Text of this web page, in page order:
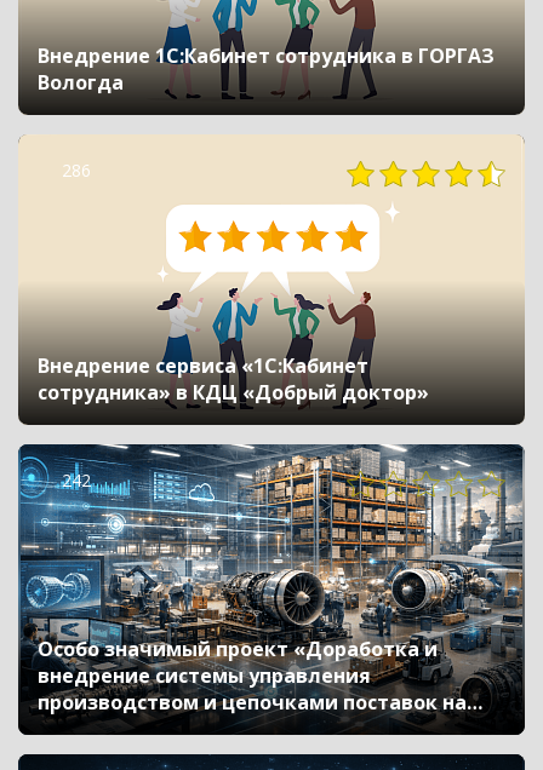
Внедрение 1С:Кабинет сотрудника в ГОРГАЗ
Вологда
286
Внедрение сервиса «1С:Кабинет
сотрудника» в КДЦ «Добрый доктор»
242
Особо значимый проект «Доработка и
внедрение системы управления
производством и цепочками поставок на
машиностроительных предприятиях с
внутренней кооперацией»